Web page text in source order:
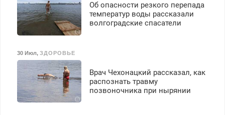
Об опасности резкого перепада
температур воды рассказали
волгоградские спасатели
30 Июл, ЗДОРОВЬЕ
Врач Чехонацкий рассказал, как
распознать травму
позвоночника при нырянии